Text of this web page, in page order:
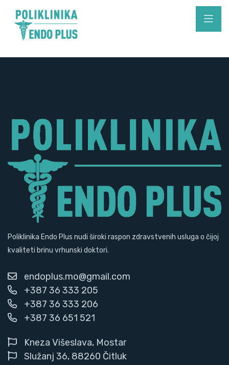
Poliklinika Endo Plus nudi široki raspon zdravstvenih usluga o čijoj
kvaliteti brinu vrhunski doktori.
endoplus.mo@gmail.com
+387 36 333 205
+387 36 333 206
+387 36 651 521
Kneza Višeslava, Mostar
Služanj 36, 88260 Čitluk